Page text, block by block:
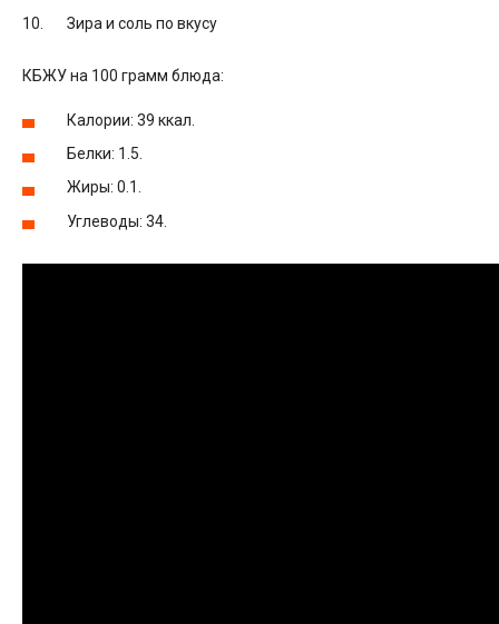
Зира и соль по вкусу
КБЖУ на 100 грамм блюда:
Калории: 39 ккал.
Белки: 1.5.
Жиры: 0.1.
Углеводы: 34.